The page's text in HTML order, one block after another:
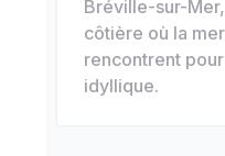
Bréville-sur-
côtière où la
rencontrent
idyllique.